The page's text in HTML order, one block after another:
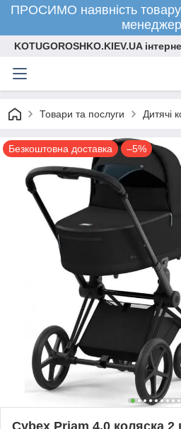
ПРОСИМО наявність товару
KOTUGOROSHKO.KIEV.UA
Товари та послуги Дитячі
Безкоштовна доставка –5%
Cybex Priam 4.0 коляска 2